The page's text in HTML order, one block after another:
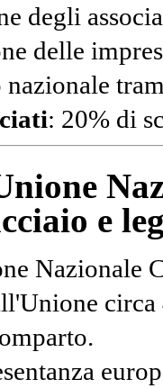
degli
delle
: 20% di
e
Nazionale